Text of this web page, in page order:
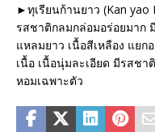
►ทุเรียนก้านยาว (Kan yao
รสชาติกลมกล่อมอร่อยมาก
แหลมยาว เนื้อสีเหลือง แย
เนื้อ เนื้อนุ่มละเอียด มีรสช
หอมเฉพาะตัว